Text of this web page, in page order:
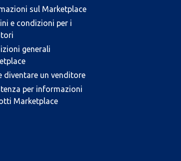
sul Marketplace
e condizioni per i
generali
diventare un venditore
per informazioni
Marketplace